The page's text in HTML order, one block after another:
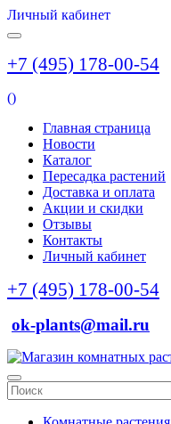
Личный кабинет
+7 (495) 178-00-54
()
Главная страница
Новости
Каталог
Пересадка растений
Доставка и оплата
Акции и скидки
Отзывы
Контакты
Личный кабинет
+7 (495) 178-00-54
ok-plants@mail.ru